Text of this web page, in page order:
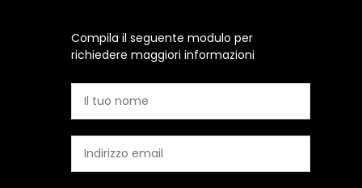
Compila il seguente modulo per
richiedere maggiori informazioni